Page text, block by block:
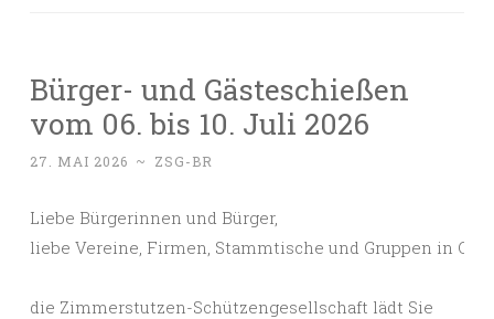
Bürger- und Gästeschießen
vom 06. bis 10. Juli 2026
27. MAI 2026 ~ ZSG-BR
Liebe Bürgerinnen und Bürger,
die Zimmerstutzen-Schützengesellschaft lädt Sie